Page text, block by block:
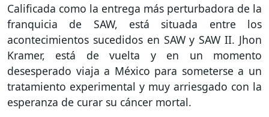
Calificada como la entrega más perturbadora de la
franquicia de SAW, está situada entre los
acontecimientos sucedidos en SAW y SAW II. Jhon
Kramer, está de vuelta y en un momento
desesperado viaja a México para someterse a un
tratamiento experimental y muy arriesgado con la
esperanza de curar su cáncer mortal.